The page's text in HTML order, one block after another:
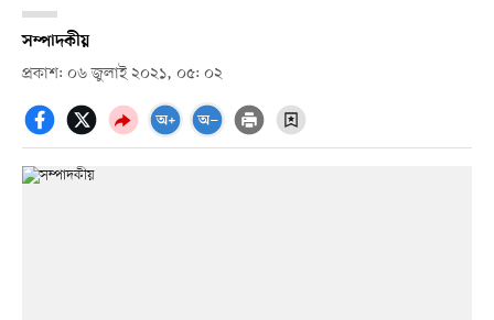
সম্পাদকীয়
প্রকাশ: ০৬ জুলাই ২০২১, ০৫: ০২